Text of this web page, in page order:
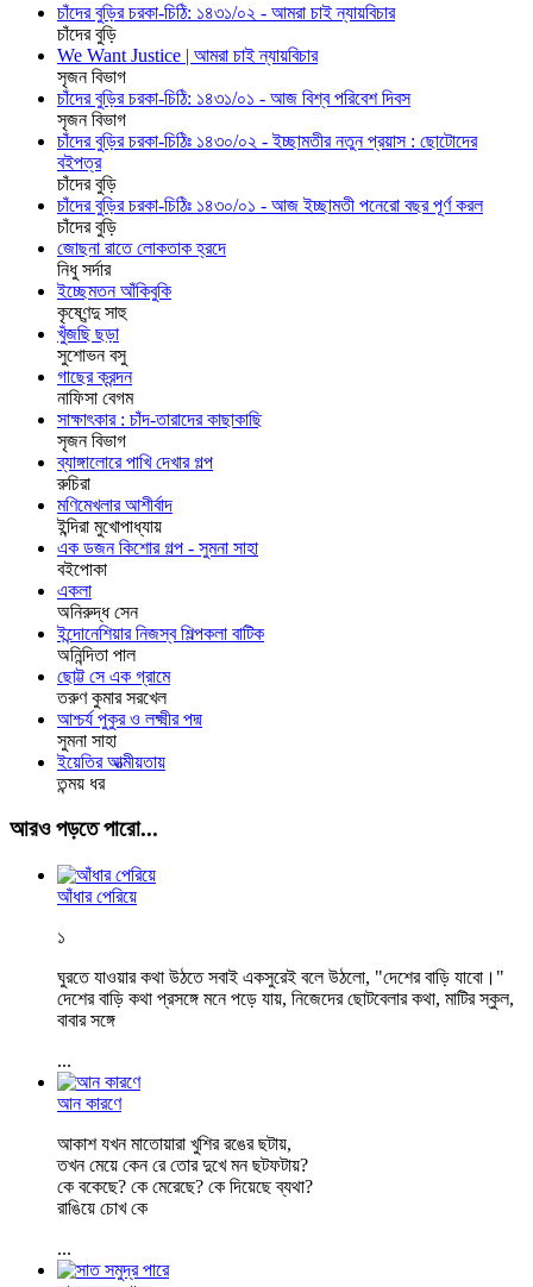
চাঁদের বুড়ির চরকা-চিঠি: ১৪৩১/০২ - আমরা চাই ন্যায়বিচার
চাঁদের বুড়ি
We Want Justice | আমরা চাই ন্যায়বিচার
সৃজন বিভাগ
চাঁদের বুড়ির চরকা-চিঠি: ১৪৩১/০১ - আজ বিশ্ব পরিবেশ দিবস
সৃজন বিভাগ
চাঁদের বুড়ির চরকা-চিঠিঃ ১৪৩০/০২ - ইচ্ছামতীর নতুন প্রয়াস : ছোটোদের
বইপত্র
চাঁদের বুড়ি
চাঁদের বুড়ির চরকা-চিঠিঃ ১৪৩০/০১ - আজ ইচ্ছামতী পনেরো বছর পূর্ণ করল
চাঁদের বুড়ি
জোছনা রাতে লোকতাক হ্রদে
নিধু সর্দার
ইচ্ছেমতন আঁকিবুকি
কৃষ্ণেন্দু সাহু
খুঁজছি ছড়া
সুশোভন বসু
গাছের ক্রন্দন
নাফিসা বেগম
সাক্ষাৎকার : চাঁদ-তারাদের কাছাকাছি
সৃজন বিভাগ
ব্যাঙ্গালোরে পাখি দেখার গল্প
রুচিরা
মণিমেখলার আশীর্বাদ
ইন্দিরা মুখোপাধ্যায়
এক ডজন কিশোর গল্প - সুমনা সাহা
বইপোকা
একলা
অনিরুদ্ধ সেন
ইন্দোনেশিয়ার নিজস্ব শিল্পকলা বাটিক
অনিন্দিতা পাল
ছোট্ট সে এক গ্রামে
তরুণ কুমার সরখেল
আশ্চর্য পুকুর ও লক্ষ্মীর পদ্ম
সুমনা সাহা
ইয়েতির আত্মীয়তায়
তন্ময় ধর
আরও পড়তে পারো...
আঁধার পেরিয়ে
১
ঘুরতে যাওয়ার কথা উঠতে সবাই একসুরেই বলে উঠলো, "দেশের বাড়ি যাবো।"
দেশের বাড়ি কথা প্রসঙ্গে মনে পড়ে যায়, নিজেদের ছোটবেলার কথা, মাটির স্কুল,
বাবার সঙ্গে
...
আন কারণে
আকাশ যখন মাতোয়ারা খুশির রঙের ছটায়,
তখন মেয়ে কেন রে তোর দুখে মন ছটফটায়?
কে বকেছে? কে মেরেছে? কে দিয়েছে ব্যথা?
রাঙিয়ে চোখ কে
...